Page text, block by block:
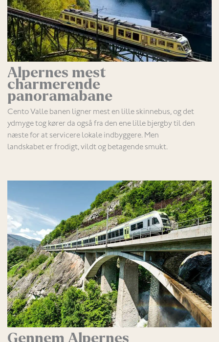
Alpernes mest
charmerende
panoramabane
Cento Valle banen ligner mest en lille skinnebus, og det
ydmyge tog kører da også fra den ene lille bjergby til den
næste for at servicere lokale indbyggere. Men
landskabet er frodigt, vildt og betagende smukt.
Gennem Alpernes